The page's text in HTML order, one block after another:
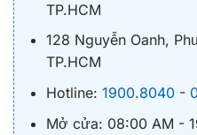
TP.HCM
128 Nguyễn Oanh,
TP.HCM
Hotline: 1900.8040-
Mở cửa: 08:00 AM -